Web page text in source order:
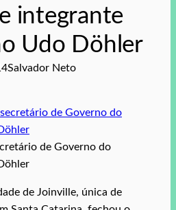
integrante
Udo Döhler
Salvador Neto
de Governo do
de Joinville, única de